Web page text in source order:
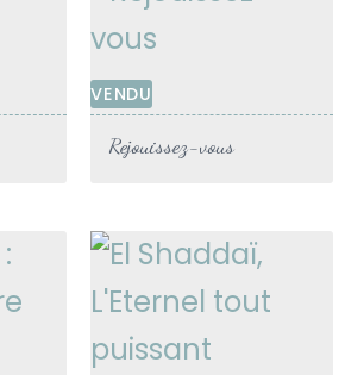
VENDU
Rejouissez-vous